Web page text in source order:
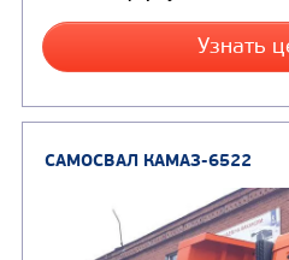
Грузоподъемность, кг
Вместимость кузова, м3
Направление разгрузки